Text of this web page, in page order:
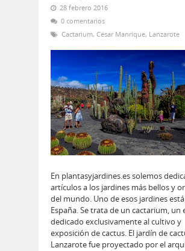
28 febrero 2016
0 comentarios
Cactarium, César Manrique, Lanzarote
En plantasyjardines.es solemos
artículos a los jardines más bellos y
del mundo. Uno de esos jardines
España. Se trata de un cactarium, un
dedicado exclusivamente al cultivo y
exposición de cactus. El jardín de
Lanzarote fue proyectado por el